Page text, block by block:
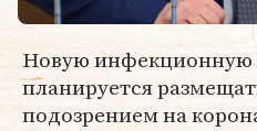
Новую инфекционную
планируется
подозрением на